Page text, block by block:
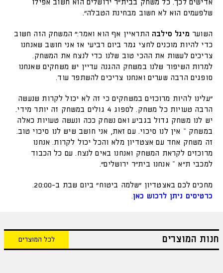
אדישים לכך. כל משחק בבית"ר ירושלים הוא חשוב אפילו
שלפעמים הוא לא חשוב מבחינת הטבלה".
השוער מיגל סילבה התראיין אף הוא ואמר:" המשחק הזה חשוב
כדי להיות מוכנים לחצי גמר ביום רביעי אז אני חושב שאנחנו
צריכים לעשות את ההכי טוב שלנו כדי לנצח את המשחק.
למרות השיפור שלנו במשחק ההגנה עדיין יש משחקים שאנחנו
סופגים הרבה שערים ואנחנו צריכים להשתפר עוד.
"עלינו להיות מרוכזים במשחקים כי זה לא יכול לקרות שנעשה
הרבה טעויות כל משחק. לספוג 4 גולים במשחק זה יותר מידי.
יש לנו משחק גדול בגביע ואם נשחק ככה ונעשה טעויות כאלה
במשחק – אין לנו סיכוי. עם זאת, אני חושב שיש לנו סיכוי טוב.
זה משחק אחד עם אצטדיון מלא והכל יכול לקרות. אנחנו
מרוכזים לקראת המשחק ואנחנו באים לנצח. עם כל הכבוד
למכבי ת"א – אנחנו בית"ר ירושלים".
מחכים לכם באצטדיון "שלמה ביטוח" ביום שבת ב-20:00.
כרטיסים ניתן לרכוש כאן.
חנות המוצרים לכל המוצרים